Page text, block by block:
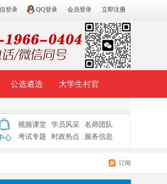
登录 QQ登录 会员登录 立即注册
公选遴选 大学生村官
料 历年真题 模拟试题
心
视频课堂 学员风采
名师团队
考试专题
时政热点 服务信息
订阅